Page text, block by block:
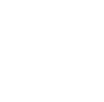
.
집합니다.